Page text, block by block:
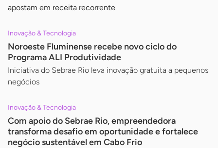
apostam em receita recorrente
Inovação & Tecnologia
Noroeste Fluminense recebe novo ciclo do
Programa ALI Produtividade
Iniciativa do Sebrae Rio leva inovação gratuita a pequenos
negócios
Inovação & Tecnologia
Com apoio do Sebrae Rio, empreendedora
transforma desafio em oportunidade e fortalece
negócio sustentável em Cabo Frio